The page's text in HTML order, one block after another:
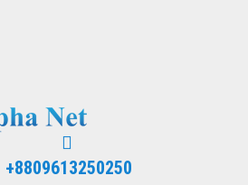
+8809613250250